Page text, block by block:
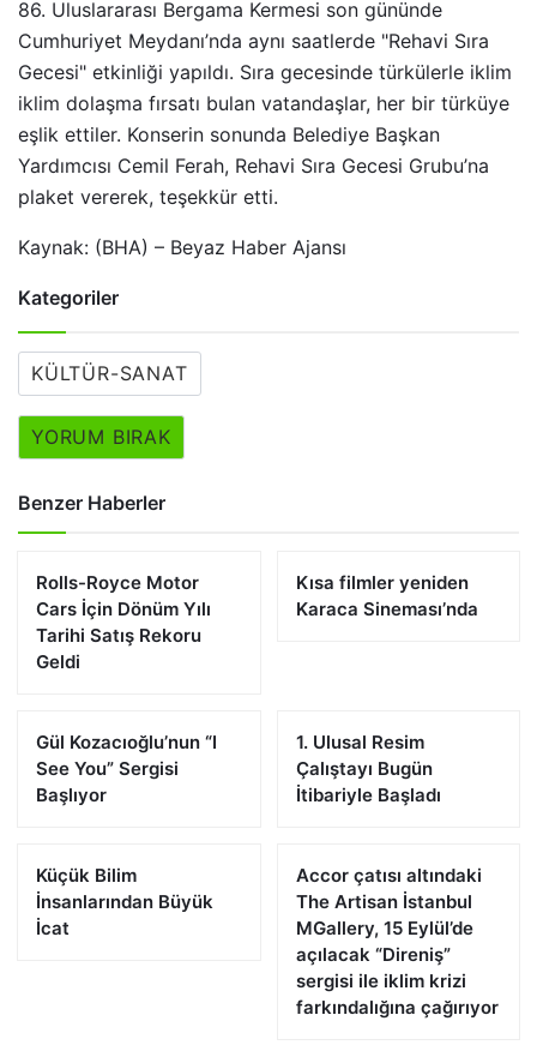
86. Uluslararası Bergama Kermesi son gününde
Cumhuriyet Meydanı’nda aynı saatlerde "Rehavi Sıra
Gecesi" etkinliği yapıldı. Sıra gecesinde türkülerle iklim
iklim dolaşma fırsatı bulan vatandaşlar, her bir türküye
eşlik ettiler. Konserin sonunda Belediye Başkan
Yardımcısı Cemil Ferah, Rehavi Sıra Gecesi Grubu’na
plaket vererek, teşekkür etti.
Kaynak: (BHA) – Beyaz Haber Ajansı
Kategoriler
KÜLTÜR-SANAT
YORUM BIRAK
Benzer Haberler
Rolls-Royce Motor
Cars İçin Dönüm Yılı
Tarihi Satış Rekoru
Geldi
Kısa filmler yeniden
Karaca Sineması’nda
Gül Kozacıoğlu’nun “I
See You” Sergisi
Başlıyor
1. Ulusal Resim
Çalıştayı Bugün
İtibariyle Başladı
Küçük Bilim
İnsanlarından Büyük
İcat
Accor çatısı altındaki
The Artisan İstanbul
MGallery, 15 Eylül’de
açılacak “Direniş”
sergisi ile iklim krizi
farkındalığına çağırıyor